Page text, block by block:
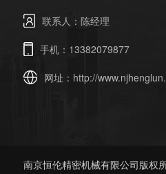
联系人：陈经理
手机：13382079877
网址： http://
南京恒伦精密机械有限公司版权